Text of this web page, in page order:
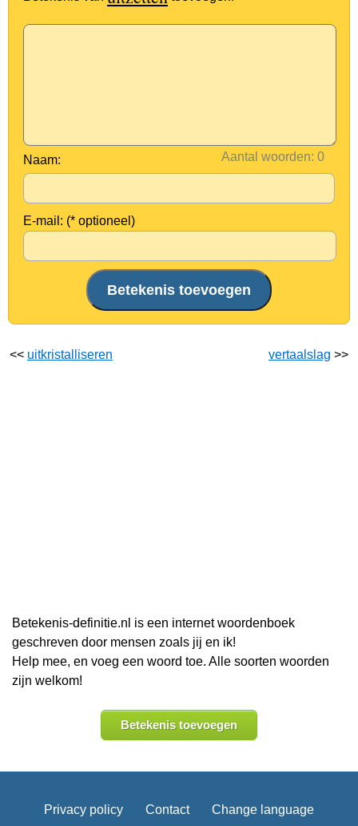
Aantal woorden:
Naam:
E-mail: (* optioneel)
<< uitkristalliseren vertaalslag >>
Betekenis-definitie.nl is een internet woordenboek
geschreven door mensen zoals jij en ik!
Help mee, en voeg een woord toe. Alle soorten woorden
zijn welkom!
Betekenis toevoegen
Privacy policy Contact Change language